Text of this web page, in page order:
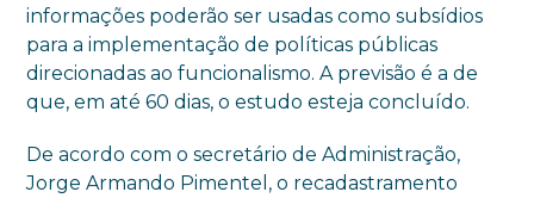
informações poderão ser usadas como subsídios
para a implementação de políticas públicas
direcionadas ao funcionalismo. A previsão é a de
que, em até 60 dias, o estudo esteja concluído.
De acordo com o secretário de Administração,
Jorge Armando Pimentel, o recadastramento